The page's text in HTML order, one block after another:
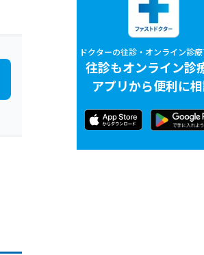
ドクターの往診・オンライン診
往診もオンライン診
アプリから便利に